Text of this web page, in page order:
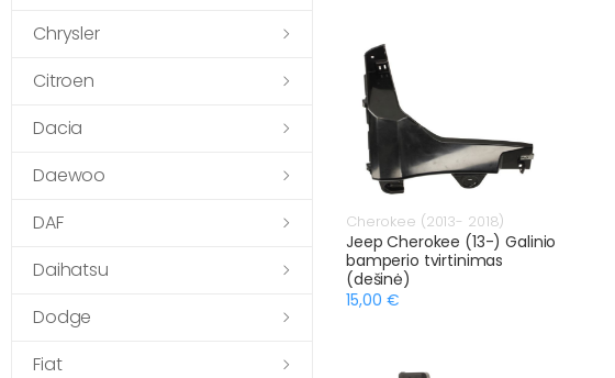
Chrysler
Citroen
Dacia
Daewoo
DAF
Daihatsu
Dodge
Fiat
Cherokee (2013- 2018)
Jeep Cherokee (13-) Galinio
bamperio tvirtinimas
(dešinė)
15,00 €